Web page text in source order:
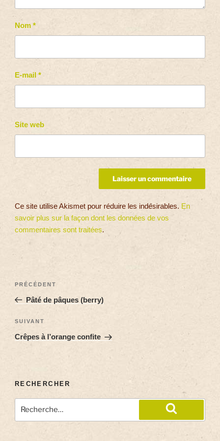
Nom *
E-mail *
Site web
Ce site utilise Akismet pour réduire les indésirables. En
savoir plus sur la façon dont les données de vos
commentaires sont traitées.
PRÉCÉDENT
Pâté de pâques (berry)
SUIVANT
Crêpes à l’orange confite
RECHERCHER